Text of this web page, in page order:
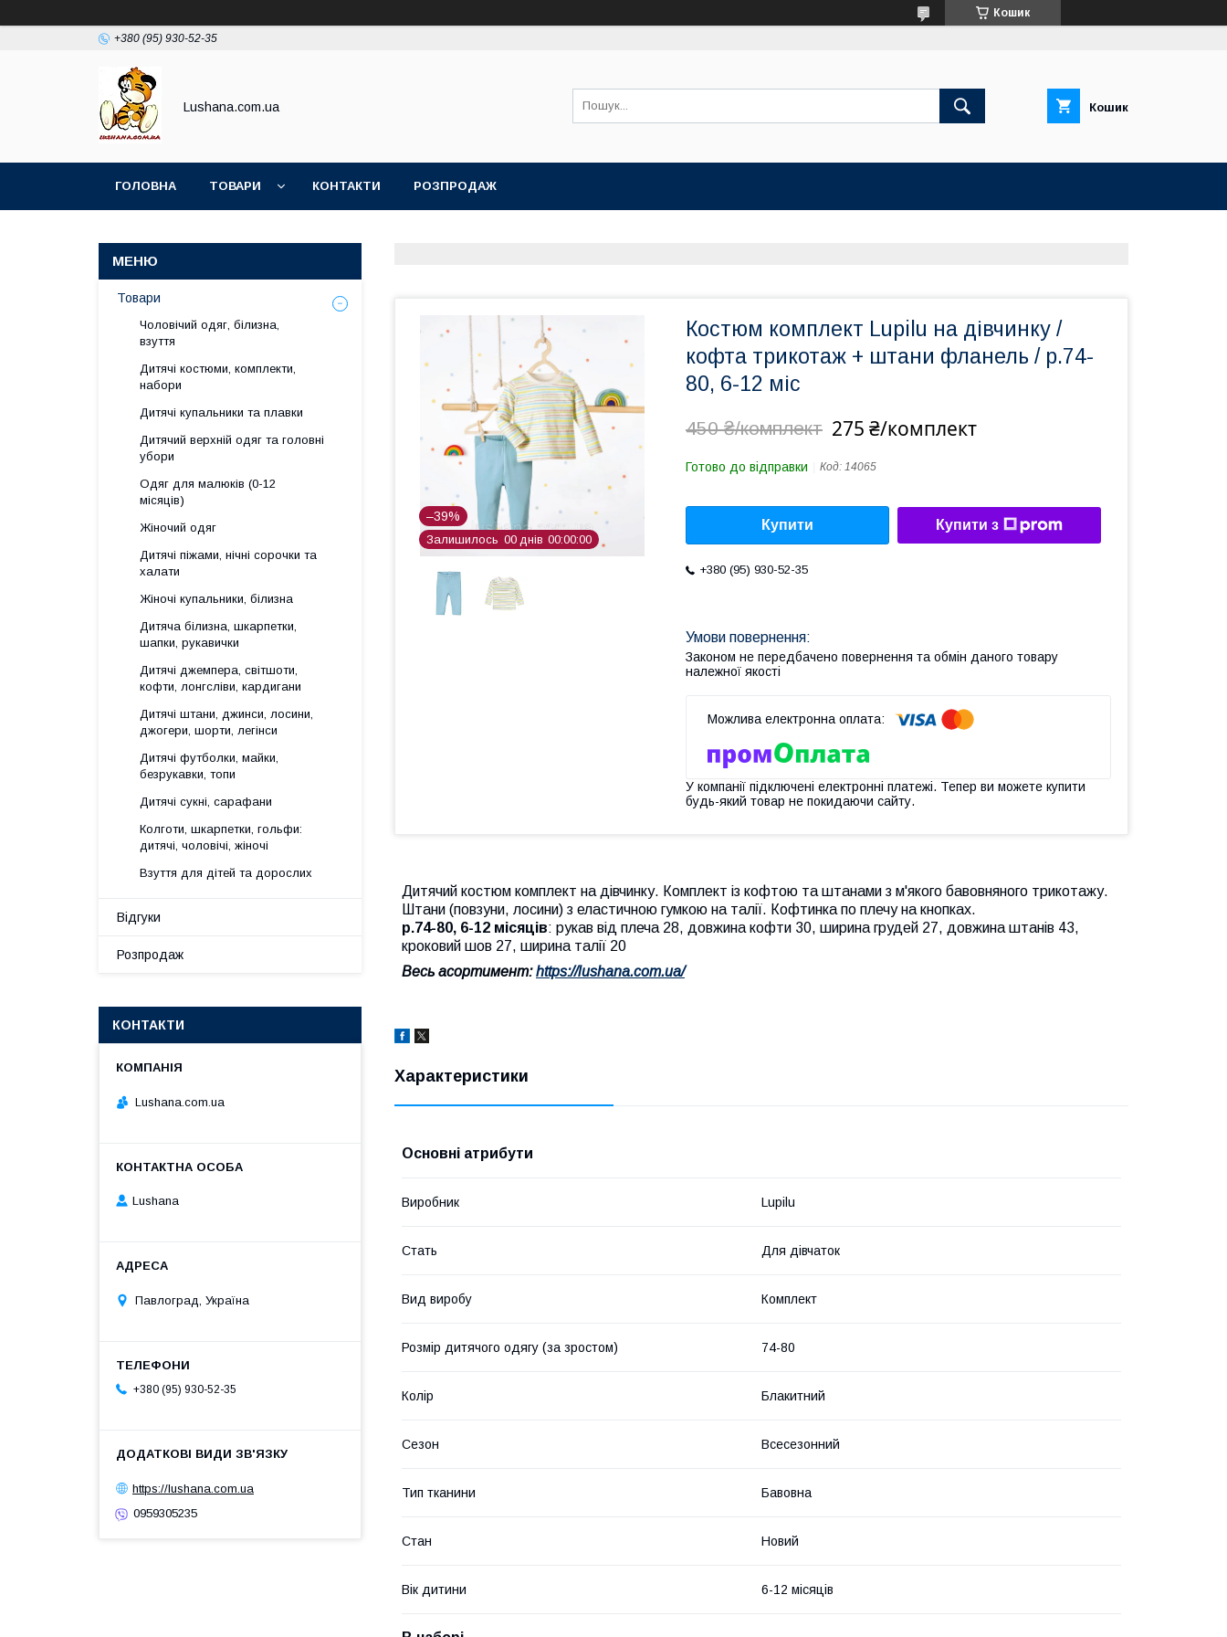
Кошик
+380 (95) 930-52-35
Lushana.com.ua Кошик
ГОЛОВНА ТОВАРИ КОНТАКТИ РОЗПРОДАЖ
–39%
Залишилось 00 днів 00 00 00
Костюм комплект Lupilu на дівчинку /
кофта трикотаж + штани фланель / р.74-
80, 6-12 міс
450 ₴/комплект 275 ₴/комплект
Готово до відправки Код: 14065
Купити Купити з
+380 (95) 930-52-35
Законом не передбачено повернення та обмін даного товару
належної якості
У компанії підключені електронні платежі. Тепер ви можете купити
будь-який товар не покидаючи сайту.
Дитячий костюм комплект на дівчинку. Комплект із кофтою та штанами з м'якого бавовняного трикотажу.
Штани (повзуни, лосини) з еластичною гумкою на талії. Кофтинка по плечу на кнопках.
р.74-80, 6-12 місяців: рукав від плеча 28, довжина кофти 30, ширина грудей 27, довжина штанів 43,
кроковий шов 27, ширина талії 20
Весь асортимент:https://lushana.com.ua/
Характеристики
Основні атрибути
Виробник Lupilu
Стать Для дівчаток
Вид виробу Комплект
Розмір дитячого одягу (за зростом) 74-80
Колір Блакитний
Сезон Всесезонний
Тип тканини Бавовна
Стан Новий
Вік дитини 6-12 місяців
Товари
Чоловічий одяг, білизна,
взуття
Дитячі костюми, комплекти,
набори
Дитячі купальники та плавки
Дитячий верхній одяг та головні
убори
Одяг для малюків (0-12
місяців)
Жіночий одяг
Дитячі піжами, нічні сорочки та
халати
Жіночі купальники, білизна
Дитяча білизна, шкарпетки,
шапки, рукавички
Дитячі джемпера, світшоти,
кофти, лонгсліви, кардигани
Дитячі штани, джинси, лосини,
джогери, шорти, легінси
Дитячі футболки, майки,
безрукавки, топи
Дитячі сукні, сарафани
Колготи, шкарпетки, гольфи:
дитячі, чоловічі, жіночі
Взуття для дітей та дорослих
Відгуки
Розпродаж
КОНТАКТИ
Lushana.com.ua
Lushana
Павлоград, Україна
+380 (95) 930-52-35
https://lushana.com.ua
0959305235